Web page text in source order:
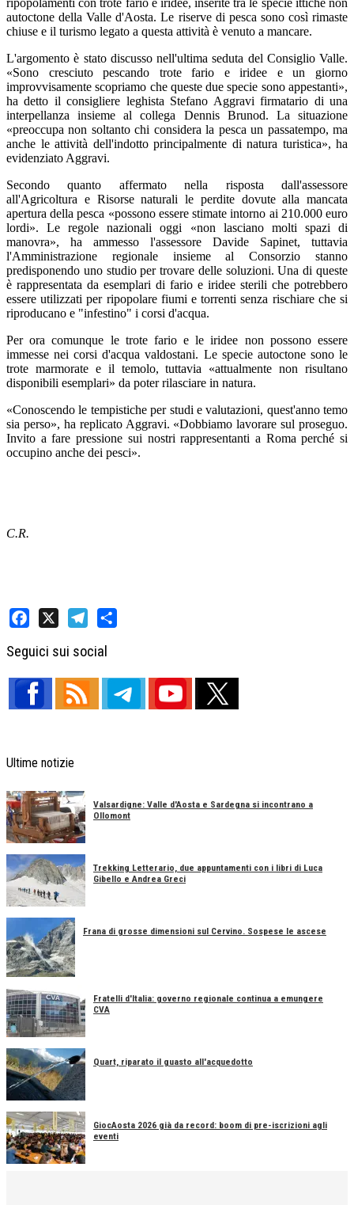
autoctone della Valle d'Aosta. Le riserve di pesca sono così rimaste
chiuse e il turismo legato a questa attività è venuto a mancare.
L'argomento è stato discusso nell'ultima seduta del Consiglio Valle.
«Sono cresciuto pescando trote fario e iridee e un giorno
improvvisamente scopriamo che queste due specie sono appestanti»,
ha detto il consigliere leghista Stefano Aggravi firmatario di una
interpellanza insieme al collega Dennis Brunod. La situazione
«preoccupa non soltanto chi considera la pesca un passatempo, ma
anche le attività dell'indotto principalmente di natura turistica», ha
evidenziato Aggravi.
Secondo quanto affermato nella risposta dall'assessore
all'Agricoltura e Risorse naturali le perdite dovute alla mancata
apertura della pesca «possono essere stimate intorno ai 210.000 euro
lordi». Le regole nazionali oggi «non lasciano molti spazi di
manovra», ha ammesso l'assessore Davide Sapinet, tuttavia
l'Amministrazione regionale insieme al Consorzio stanno
predisponendo uno studio per trovare delle soluzioni. Una di queste
è rappresentata da esemplari di fario e iridee sterili che potrebbero
essere utilizzati per ripopolare fiumi e torrenti senza rischiare che si
riproducano e "infestino" i corsi d'acqua.
Per ora comunque le trote fario e le iridee non possono essere
immesse nei corsi d'acqua valdostani. Le specie autoctone sono le
trote marmorate e il temolo, tuttavia «attualmente non risultano
disponibili esemplari» da poter rilasciare in natura.
«Conoscendo le tempistiche per studi e valutazioni, quest'anno temo
sia perso», ha replicato Aggravi. «Dobbiamo lavorare sul proseguo.
Invito a fare pressione sui nostri rappresentanti a Roma perché si
occupino anche dei pesci».
C.R.
Seguici sui social
Ultime notizie
Valsardigne: Valle d'Aosta e Sardegna si incontrano a
Ollomont
Trekking Letterario, due appuntamenti con i libri di Luca
Gibello e Andrea Greci
Frana di grosse dimensioni sul Cervino. Sospese le ascese
Fratelli d'Italia: governo regionale continua a emungere
CVA
Quart, riparato il guasto all'acquedotto
GiocAosta 2026 già da record: boom di pre-iscrizioni agli
eventi